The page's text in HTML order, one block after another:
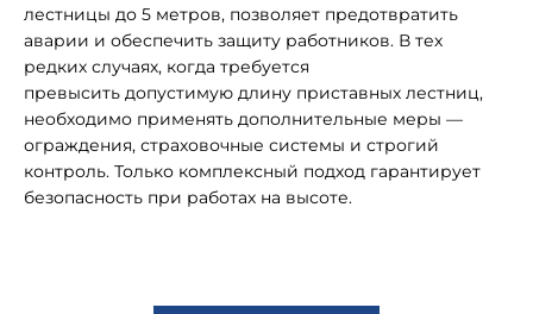
лестницы до 5 метров, позволяет предотвратить
аварии и обеспечить защиту работников. В тех
редких случаях, когда требуется
превысить допустимую длину приставных лестниц,
необходимо применять дополнительные меры —
ограждения, страховочные системы и строгий
контроль. Только комплексный подход гарантирует
безопасность при работах на высоте.